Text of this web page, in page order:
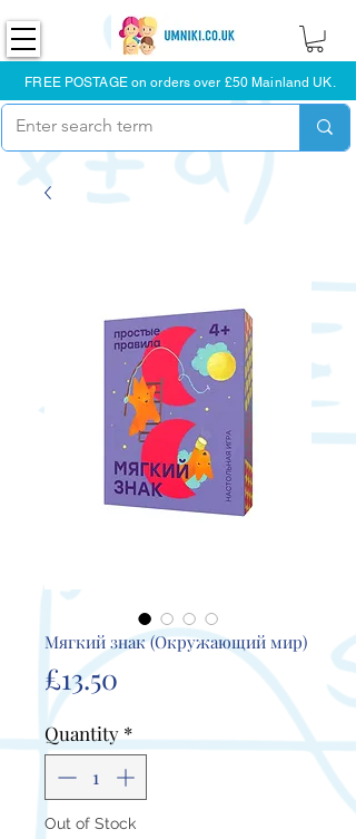
FREE POSTAGE on orders over £50 Mainland UK.
Мягкий знак (Окружающий мир)
£13.50
Quantity *
Out of Stock